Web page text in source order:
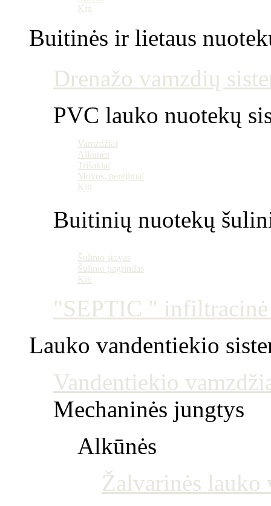
Kiti
Buitinės ir lietaus
Drenažo vamzdių
PVC lauko nuotekų
Vamzdžiai
Alkūnės
Trišakiai
Movos, perėjimai
Kiti
Buitinių nuotekų
Šulinio stovas
Šulinio pagrindas
Kiti
"SEPTIC "
Lauko vandentiekio
Vandentiekio
Mechaninės jungtys
Alkūnės
Žalvarinės lauko